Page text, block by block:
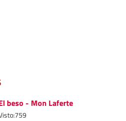
beso - Mon Laferte